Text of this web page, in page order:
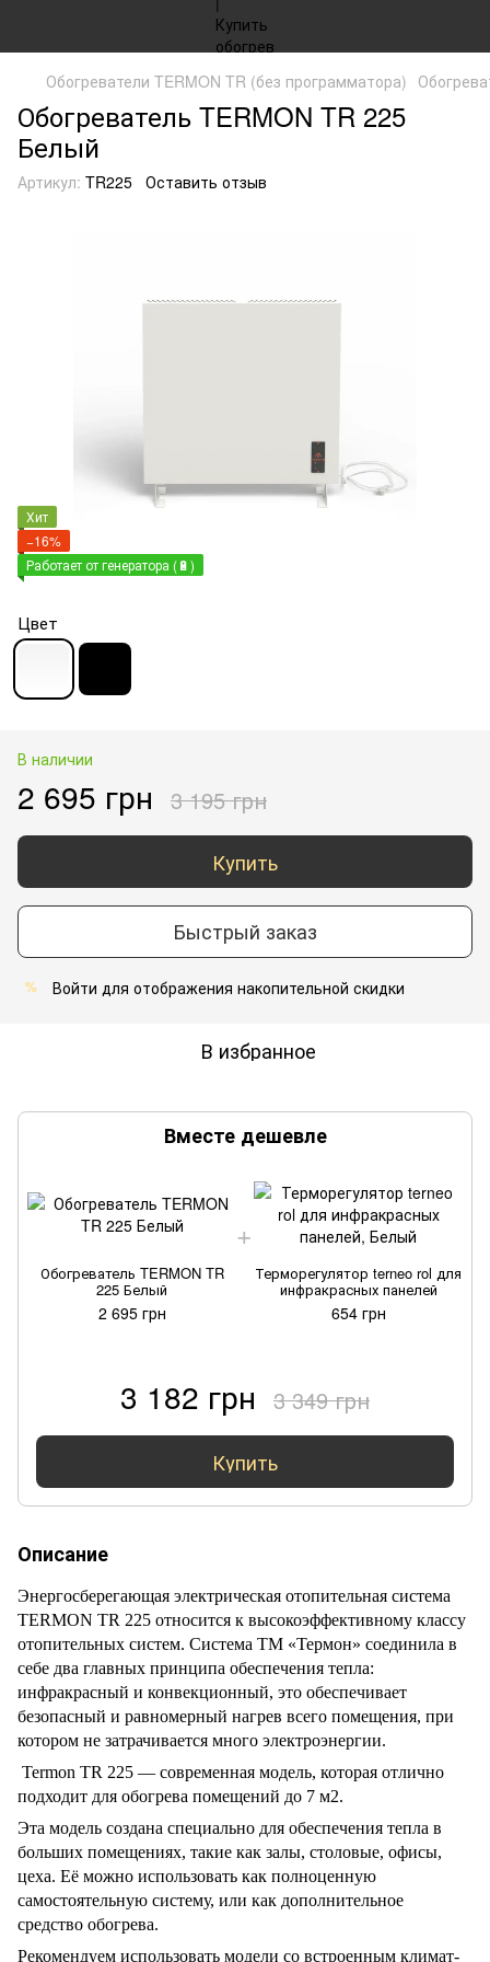
Обогреватели TERMON TR (без программатора)
Обогреватель TERMON TR 225
Белый
Артикул: TR225 Оставить отзыв
Хит
−16%
Работает от генератора (🔋)
Цвет
В наличии
2 695 грн 3 195 грн
Купить
Быстрый заказ
% Войти для отображения накопительной скидки
В избранное
Вместе дешевле
Обогреватель TERMON TR
225 Белый
2 695 грн
Терморегулятор terneo rol для
инфракрасных панелей
654 грн
3 182 грн 3 349 грн
Купить
Описание
Энергосберегающая электрическая отопительная система
TERMON TR 225 относится к высокоэффективному классу
отопительных систем. Система ТМ «Термон» соединила в
себе два главных принципа обеспечения тепла:
инфракрасный и конвекционный, это обеспечивает
безопасный и равномерный нагрев всего помещения, при
котором не затрачивается много электроэнергии.
Termon TR 225 — современная модель, которая отлично
подходит для обогрева помещений до 7 м2.
Эта модель создана специально для обеспечения тепла в
больших помещениях, такие как залы, столовые, офисы,
цеха. Её можно использовать как полноценную
самостоятельную систему, или как дополнительное
средство обогрева.
Рекомендуем использовать модели со встроенным климат-